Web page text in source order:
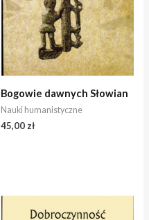
Bogowie dawnych Słowian
Nauki humanistyczne
45,00 zł